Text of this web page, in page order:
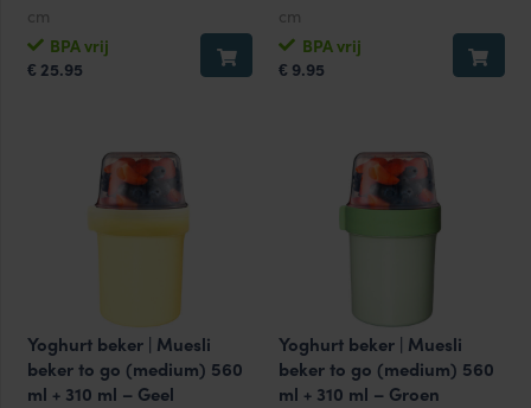
cm
BPA vrij
€ 25.95
cm
BPA vrij
€ 9.95
Yoghurt beker | Muesli
beker to go (medium) 560
ml + 310 ml – Geel
Yoghurt beker | Muesli
beker to go (medium) 560
ml + 310 ml – Groen